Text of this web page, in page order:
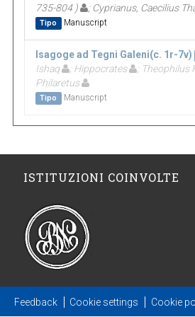
735-804 )
; Cyprianus, Caecilius
Tipo Manuscript
Isagoge ad Tegni Galeni(c. 1r-7v)
Ishaq
; Hippocrates ; Theophilus
Philaretus
Tipo Manuscript
ISTITUZIONI COINVOLTE
Feedback Cookie settings Cookie